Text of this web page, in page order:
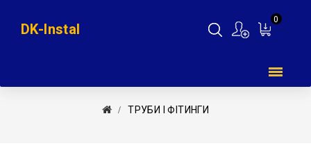
0
DK-Instal
ТРУБИ І ФІТИНГИ